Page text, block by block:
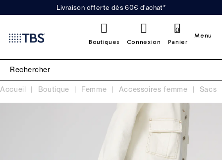
Livraison offerte dès 60€ d'achat*
Boutiques Connexion Panier
0
Menu
Accueil Boutique Femme Accessoires femme Sacs